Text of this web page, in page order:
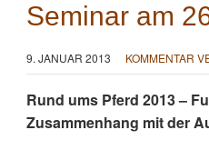
Seminar am
9. JANUAR 2013 KOMMENTAR
Rund ums Pferd 2013 –
Zusammenhang mit der